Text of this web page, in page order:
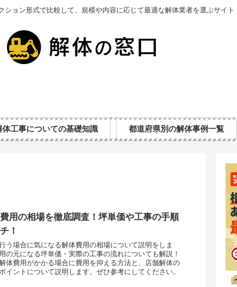
ション形式で比較して、規模や内容に応じて最適な解体業者を選ぶサイト
体工事についての基礎知識 都道府県別の解体事例一覧
用の相場を徹底調査！坪単価や工事の手順
！
う場合に気になる解体費用の相場について説明をしま
の元になる坪単価・実際の工事の流れについても解説！
体費用がかかる場合に費用を抑える方法と、店舗解体の
イントについて説明します。ぜひ参考にしてください。